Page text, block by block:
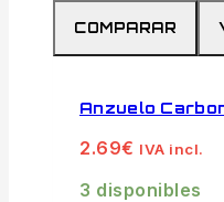
COMPARAR
Anzuelo
2.69€ IVA incl.
3 disponibles